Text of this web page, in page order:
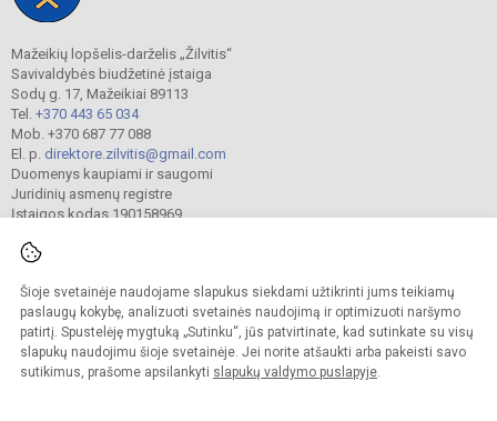
Šioje svetainėje naudojame slapukus siekdami užtikrinti jums teikiamų
paslaugų kokybę, analizuoti svetainės naudojimą ir optimizuoti naršymo
patirtį. Spustelėję mygtuką „Sutinku“, jūs patvirtinate, kad sutinkate su visų
slapukų naudojimu šioje svetainėje. Jei norite atšaukti arba pakeisti savo
sutikimus, prašome apsilankyti slapukų valdymo puslapyje.
Mažeikių lopšelis-darželis „Žilvitis“
Savivaldybės biudžetinė įstaiga
Sodų g. 17, Mažeikiai 89113
Tel. +370 443 65 034
Mob. +370 687 77 088
El. p. direktore.zilvitis@gmail.com
Duomenys kaupiami ir saugomi
Juridinių asmenų registre
Įstaigos kodas 190158969
© 2024. Mažeikių lopšelis-darželis „Žilvitis“. Visos teisės saugomos.
Kopijuoti turinį be raštiško įstaigos administracijos sutikimo griežtai draudžiama.
Prieinamumo paraiška Slapukų valdymas
Sumanus būdas atnaujinti